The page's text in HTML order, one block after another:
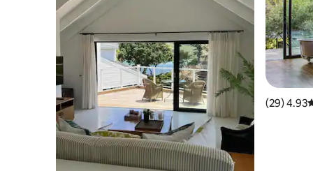
التقييم 4.93 من 5، 29 مراجعات
4.93 (29)